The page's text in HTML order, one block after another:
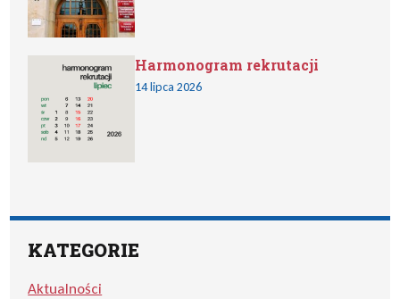
Harmonogram rekrutacji
14 lipca 2026
KATEGORIE
Aktualności